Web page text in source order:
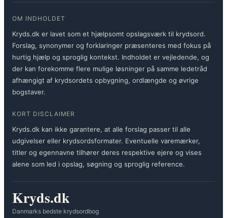
OM INDHOLDET
Kryds.dk er lavet som et hjælpsomt opslagsværk til krydsord.
Forslag, synonymer og forklaringer præsenteres med fokus på
hurtig hjælp og sproglig kontekst. Indholdet er vejledende, og
der kan forekomme flere mulige løsninger på samme ledetråd
afhængigt af krydsordets opbygning, ordlængde og øvrige
bogstaver.
KORT DISCLAIMER
Kryds.dk kan ikke garantere, at alle forslag passer til alle
udgivelser eller krydsordsformater. Eventuelle varemærker,
titler og egennavne tilhører deres respektive ejere og vises
alene som led i opslag, søgning og sproglig reference.
Kryds.dk
Danmarks bedste krydsordbog